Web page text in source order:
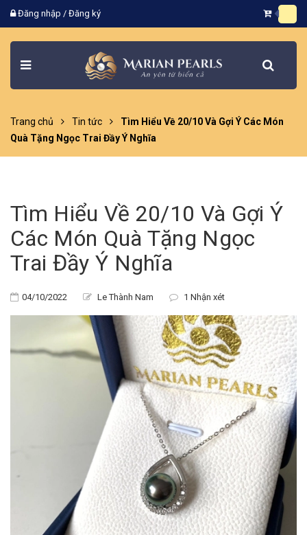
Đăng nhập / Đăng ký
Trang chủ Tin tức
Tìm Hiểu Về 20/10 Và Gợi Ý Các Món
Quà Tặng Ngọc Trai Đầy Ý Nghĩa
Tìm Hiểu Về 20/10 Và Gợi Ý
Các Món Quà Tặng Ngọc
Trai Đầy Ý Nghĩa
04/10/2022 Le Thành Nam 1 Nhận xét